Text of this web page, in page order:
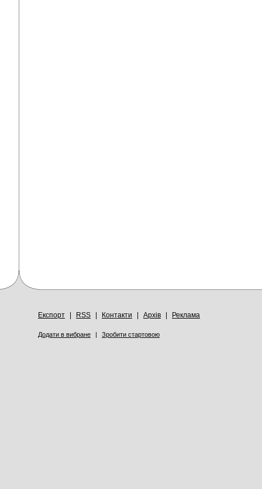
Експорт RSS Контакти Архів Реклама
Додати в вибране | Зробити стартовою